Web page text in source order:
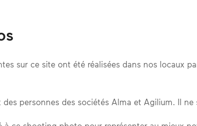
sur ce site ont été réalisées dans nos locaux
personnes des sociétés Alma et Agilium. Il ne